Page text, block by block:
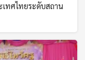
ทศไทยระดับสถาน